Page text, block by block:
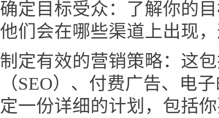
确定目标受众：了解你的
他们会在哪些渠道上出现
制定有效的营销策略：这
（SEO）、付费广告、电
定一份详细的计划，包括